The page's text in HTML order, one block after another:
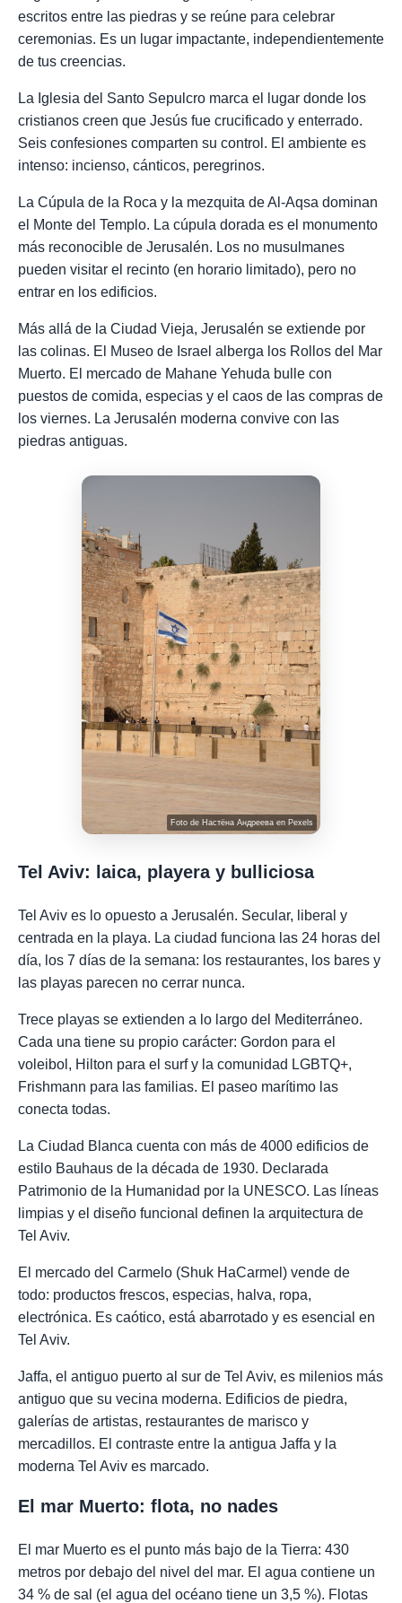
escritos entre las piedras y se reúne para celebrar
ceremonias. Es un lugar impactante, independientemente
de tus creencias.
La Iglesia del Santo Sepulcro marca el lugar donde los
cristianos creen que Jesús fue crucificado y enterrado.
Seis confesiones comparten su control. El ambiente es
intenso: incienso, cánticos, peregrinos.
La Cúpula de la Roca y la mezquita de Al-Aqsa dominan
el Monte del Templo. La cúpula dorada es el monumento
más reconocible de Jerusalén. Los no musulmanes
pueden visitar el recinto (en horario limitado), pero no
entrar en los edificios.
Más allá de la Ciudad Vieja, Jerusalén se extiende por
las colinas. El Museo de Israel alberga los Rollos del Mar
Muerto. El mercado de Mahane Yehuda bulle con
puestos de comida, especias y el caos de las compras de
los viernes. La Jerusalén moderna convive con las
piedras antiguas.
Foto de Настёна Андрееваen Pexels
Tel Aviv: laica, playera y bulliciosa
Tel Aviv es lo opuesto a Jerusalén. Secular, liberal y
centrada en la playa. La ciudad funciona las 24 horas del
día, los 7 días de la semana: los restaurantes, los bares y
las playas parecen no cerrar nunca.
Trece playas se extienden a lo largo del Mediterráneo.
Cada una tiene su propio carácter: Gordon para el
voleibol, Hilton para el surf y la comunidad LGBTQ+,
Frishmann para las familias. El paseo marítimo las
conecta todas.
La Ciudad Blanca cuenta con más de 4000 edificios de
estilo Bauhaus de la década de 1930. Declarada
Patrimonio de la Humanidad por la UNESCO. Las líneas
limpias y el diseño funcional definen la arquitectura de
Tel Aviv.
El mercado del Carmelo (Shuk HaCarmel) vende de
todo: productos frescos, especias, halva, ropa,
electrónica. Es caótico, está abarrotado y es esencial en
Tel Aviv.
Jaffa, el antiguo puerto al sur de Tel Aviv, es milenios más
antiguo que su vecina moderna. Edificios de piedra,
galerías de artistas, restaurantes de marisco y
mercadillos. El contraste entre la antigua Jaffa y la
moderna Tel Aviv es marcado.
El mar Muerto: flota, no nades
El mar Muerto es el punto más bajo de la Tierra: 430
metros por debajo del nivel del mar. El agua contiene un
34 % de sal (el agua del océano tiene un 3,5 %). Flotas